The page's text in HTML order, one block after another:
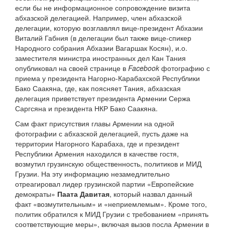
если бы не информационное сопровождение визита
абхазской делегацией. Например, член абхазской
делегации, которую возглавлял вице-президент Абхазии
Виталий Габния (в делегации был также вице-спикер
Народного собрания Абхазии Вагаршак Косян), и.о.
заместителя министра иностранных дел Кан Тания
опубликовал на своей странице в Facebook фотографию с
приема у президента Нагорно-Карабахской Республики
Бако Саакяна, где, как поясняет Тания, абхазская
делегация приветствует президента Армении Сержа
Саргсяна и президента НКР Бако Саакяна.
Сам факт присутствия главы Армении на одной
фотографии с абхазской делегацией, пусть даже на
территории Нагорного Карабаха, где и президент
Республики Армения находился в качестве гостя,
возмутил грузинскую общественность, политиков и МИД
Грузии. На эту информацию незамедлительно
отреагировал лидер грузинской партии «Европейские
демократы» Паата Давитая, который назвал данный
факт «возмутительным» и «неприемлемым». Кроме того,
политик обратился к МИД Грузии с требованием «принять
соответствующие меры», включая вызов посла Армении в